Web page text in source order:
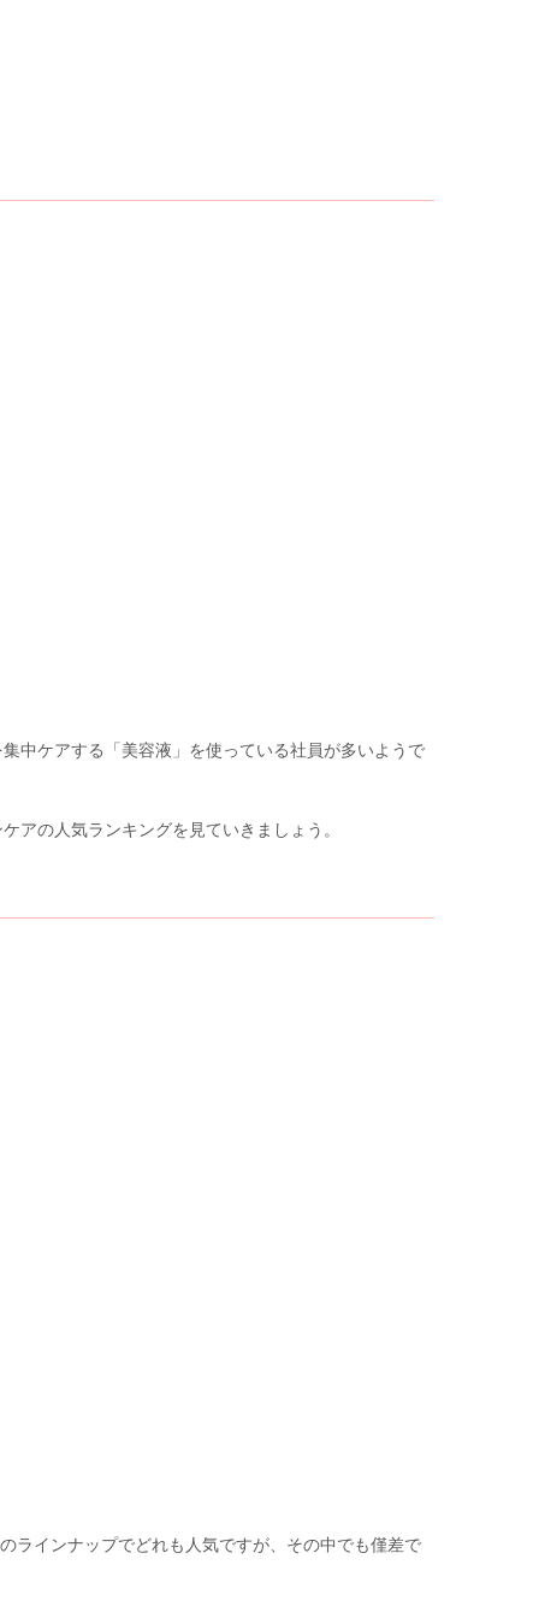
中ケアする「美容液」を使っている社員が多いようで
アの人気ランキングを見ていきましょう。
ラインナップでどれも人気ですが、その中でも僅差で